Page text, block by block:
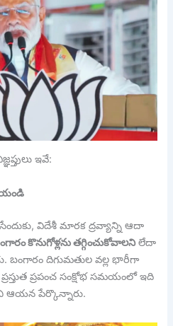
ఇవే:
విదేశీ మారక ద్రవ్యాన్ని ఆదా
కొనుగోళ్లను తగ్గించుకోవాలనిలేదా
దిగుమతుల వల్ల భారీగా
ప్రపంచ సంక్షోభ సమయంలో ఇది
ఆయన పేర్కొన్నారు.